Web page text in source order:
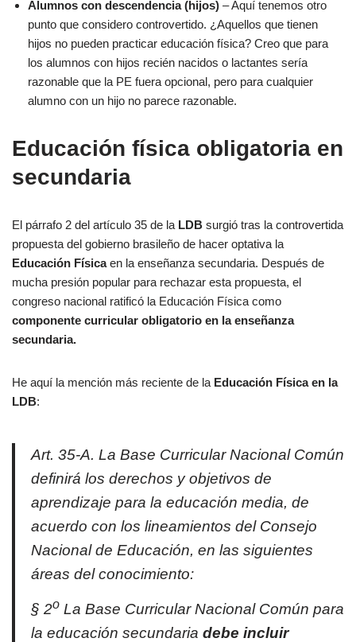
Alumnos con descendencia (hijos) – Aquí tenemos otro
punto que considero controvertido. ¿Aquellos que tienen
hijos no pueden practicar educación física? Creo que para
los alumnos con hijos recién nacidos o lactantes sería
razonable que la PE fuera opcional, pero para cualquier
alumno con un hijo no parece razonable.
Educación física obligatoria en
secundaria
El párrafo 2 del artículo 35 de la LDB surgió tras la controvertida
propuesta del gobierno brasileño de hacer optativa la
Educación Físicaen la enseñanza secundaria. Después de
mucha presión popular para rechazar esta propuesta, el
congreso nacional ratificó la Educación Física como
componente curricular obligatorio en la enseñanza
secundaria.
He aquí la mención más reciente de la Educación Física en la
LDB:
Art. 35-A. La Base Curricular Nacional Común
definirá los derechos y objetivos de
aprendizaje para la educación media, de
acuerdo con los lineamientos del Consejo
Nacional de Educación, en las siguientes
áreas del conocimiento:
§ 2o La Base Curricular Nacional Común para
la educación secundaria debe incluir